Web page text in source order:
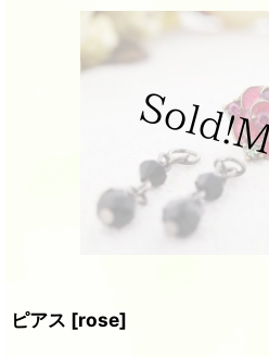
ピアス [rose]